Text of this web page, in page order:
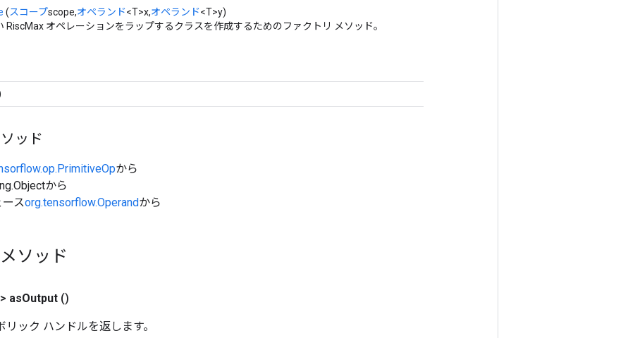
(スコープscope,オペランド<T>x,オペランド<T>y)
RiscMax オペレーションをラップするクラスを作成するためのファクトリ メソッド。
ッド
から
から
スorg.tensorflow.Operandから
ソッド
asOutput ()
ック ハンドルを返します。